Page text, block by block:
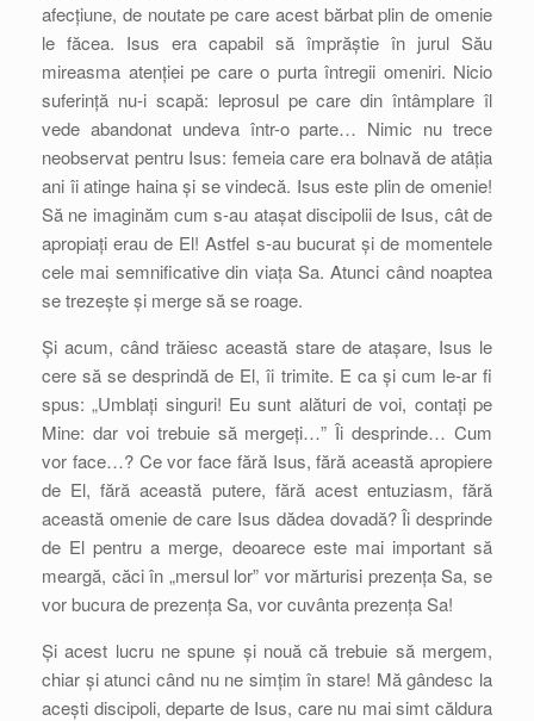
afecțiune, de noutate pe care acest bărbat plin de omenie
le făcea. Isus era capabil să împrăștie în jurul Său
mireasma atenției pe care o purta întregii omeniri. Nicio
suferință nu-i scapă: leprosul pe care din întâmplare îl
vede abandonat undeva într-o parte… Nimic nu trece
neobservat pentru Isus: femeia care era bolnavă de atâția
ani îi atinge haina și se vindecă. Isus este plin de omenie!
Să ne imaginăm cum s-au atașat discipolii de Isus, cât de
apropiați erau de El! Astfel s-au bucurat și de momentele
cele mai semnificative din viața Sa. Atunci când noaptea
se trezește și merge să se roage.
Și acum, când trăiesc această stare de atașare, Isus le
cere să se desprindă de El, îi trimite. E ca și cum le-ar fi
spus: „Umblați singuri! Eu sunt alături de voi, contați pe
Mine: dar voi trebuie să mergeți…” Îi desprinde… Cum
vor face…? Ce vor face fără Isus, fără această apropiere
de El, fără această putere, fără acest entuziasm, fără
această omenie de care Isus dădea dovadă? Îi desprinde
de El pentru a merge, deoarece este mai important să
meargă, căci în „mersul lor” vor mărturisi prezența Sa, se
vor bucura de prezența Sa, vor cuvânta prezența Sa!
Și acest lucru ne spune și nouă că trebuie să mergem,
chiar și atunci când nu ne simțim în stare! Mă gândesc la
acești discipoli, departe de Isus, care nu mai simt căldura